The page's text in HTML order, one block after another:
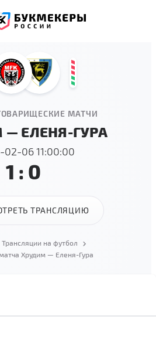
МАТЧИ
ЕЛЕНЯ-ГУРА
02-06 11:00:00
1:0
ТРАНСЛЯЦИЮ
Трансляции на футбол
Хрудим — Еленя-Гура